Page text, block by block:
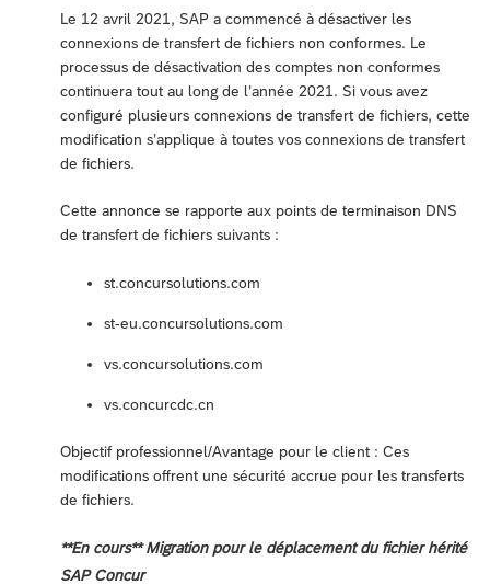
Le 12 avril 2021, SAP a commencé à désactiver les
connexions de transfert de fichiers non conformes. Le
processus de désactivation des comptes non conformes
continuera tout au long de l’année 2021. Si vous avez
configuré plusieurs connexions de transfert de fichiers, cette
modification s’applique à toutes vos connexions de transfert
de fichiers.
Cette annonce se rapporte aux points de terminaison DNS
de transfert de fichiers suivants :
st.concursolutions.com
st-eu.concursolutions.com
vs.concursolutions.com
vs.concurcdc.cn
Objectif professionnel/Avantage pour le client : Ces
modifications offrent une sécurité accrue pour les transferts
de fichiers.
**En cours** Migration pour le déplacement du fichier hérité
SAP Concur